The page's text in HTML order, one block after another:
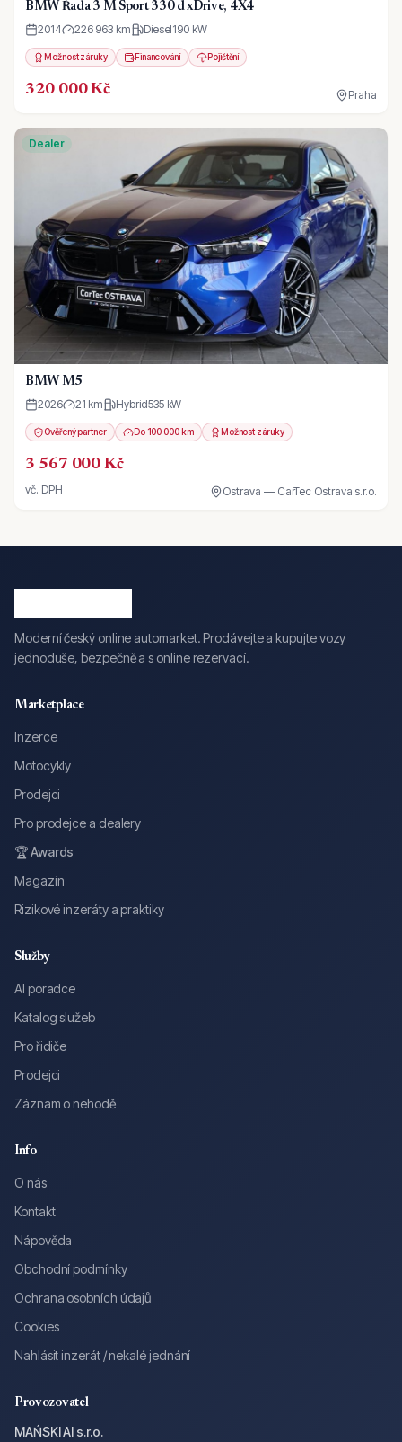
BMW Řada 3 M Sport 330 d xDrive, 4X4
2014 226 963 km Diesel190 kW
Možnost záruky Financování Pojištění
320 000 Kč Praha
Dealer
BMW M5
2026 21 km Hybrid535 kW
Ověřený partner Do 100 000 km Možnost záruky
3 567 000 Kč
vč. DPH Ostrava — CarTec Ostrava s.r.o.
Moderní český online automarket. Prodávejte a kupujte vozy
jednoduše, bezpečně a s online rezervací.
Marketplace
Inzerce
Motocykly
Prodejci
Pro prodejce a dealery
🏆 Awards
Magazín
Rizikové inzeráty a praktiky
Služby
AI poradce
Katalog služeb
Pro řidiče
Prodejci
Záznam o nehodě
Info
O nás
Kontakt
Nápověda
Obchodní podmínky
Ochrana osobních údajů
Cookies
Nahlásit inzerát / nekalé jednání
Provozovatel
MAŃSKI AI s.r.o.